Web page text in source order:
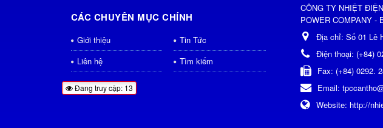
CÁC CHUYÊN MỤC CHÍNH
Giới thiệu
Tin Tức
Liên hệ
Tìm kiếm
Đang truy cập: 13
CÔNG TY NHIỆT
POWER COMPANY -
Địa chỉ:Số 01 Lê
Điện thoại: (+84)
Fax: (+84) 0292.
Email:
Website: http://